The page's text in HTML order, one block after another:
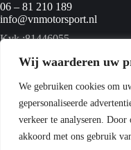
Wij waarderen uw
We gebruiken cookies om
gepersonaliseerde
verkeer te analyseren. Door
akkoord met ons gebruik
06 – 81 210 189
info@vnmotorsport.nl
Kvk :81446055
Menu
Home
Quads